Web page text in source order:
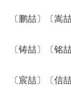
〔鹏喆〕〔嵩
〔铸喆〕〔铭
〔宸喆〕〔信